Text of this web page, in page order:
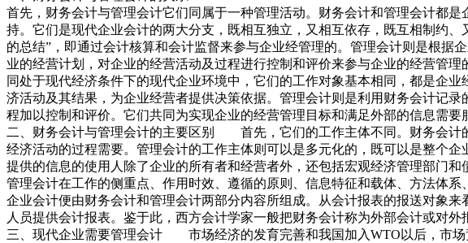
首先，财务会计与管理会计它们同属于一种管理活动。财务会计和管理会计都
持。它们是现代企业会计的两大分支，既相互独立，又相互依存，既互相制约
的总结”，即通过会计核算和会计监督来参与企业经管理的。管理会计则是根
业的经营计划，对企业的经营活动及过程进行控制和评价来参与企业的经营
同处于现代经济条件下的现代企业环境中，它们的工作对象基本相同，都是企
济活动及其结果，为企业经营者提供决策依据。管理会计则是利用财务会计记
程加以控制和评价。它们共同为实现企业的经营管理目标和满足外部的信息需要
二、财务会计与管理会计的主要区别 首先，它们的工作主体不同。财务会计
经济活动的过程需要。管理会计的工作主体则可以是多元化的，既可以是整
提供的信息的使用人除了企业的所有者和经营者外，还包括宏观经济管理部门
管理会计在工作的侧重点、作用时效、遵循的原则、信息特征和载体、方法体
企业会计便由财务会计和管理会计两部分内容所组成。从会计报表的报送对象
人员提供会计报表。鉴于此，西方会计学家一般把财务会计称为外部会计或对
三、现代企业需要管理会计 市场经济的发育完善和我国加入WTO以后，市场